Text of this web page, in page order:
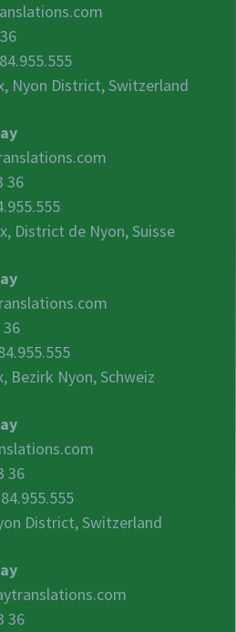
Nyon District, Switzerland
36
District de Nyon, Suisse
36
Bezirk Nyon, Schweiz
36
District, Switzerland
36